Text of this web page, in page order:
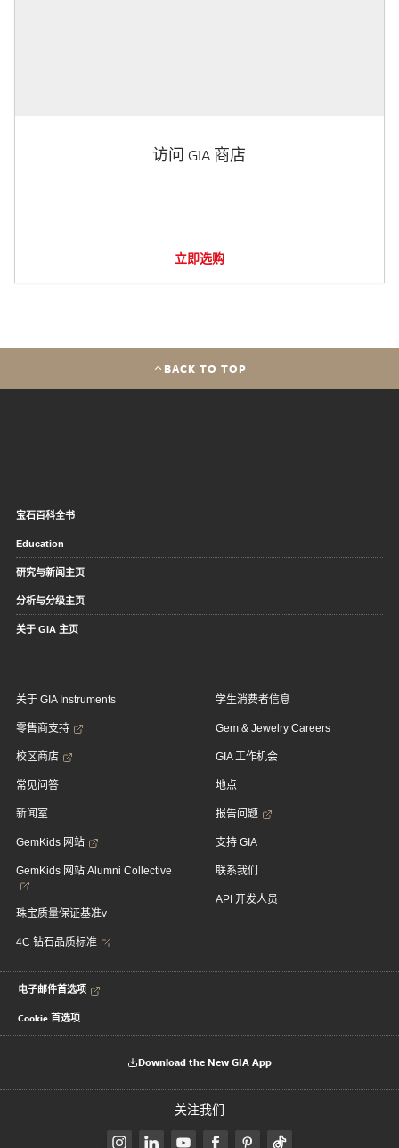
访问 GIA 商店
立即选购
BACK TO TOP
宝石百科全书
Education
研究与新闻主页
分析与分级主页
关于 GIA 主页
关于 GIA Instruments
零售商支持
校区商店
常见问答
新闻室
GemKids 网站
GemKids 网站 Alumni Collective
珠宝质量保证基准v
4C 钻石品质标准
学生消费者信息
Gem & Jewelry Careers
GIA 工作机会
地点
报告问题
支持 GIA
联系我们
API 开发人员
电子邮件首选项
Cookie 首选项
Download the New GIA App
关注我们